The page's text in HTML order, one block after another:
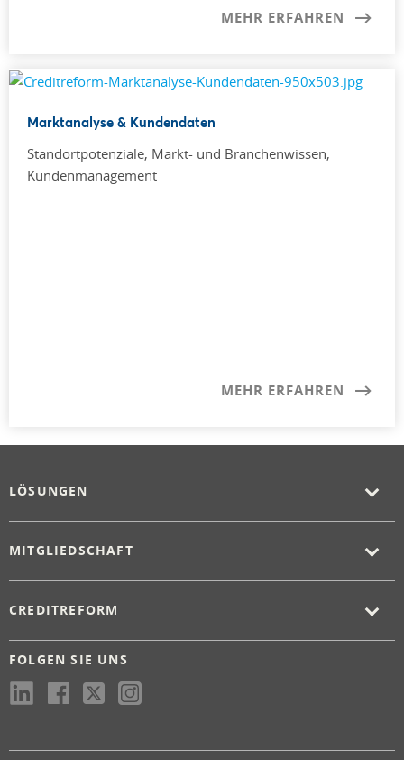
MEHR ERFAHREN
Marktanalyse & Kundendaten
Standortpotenziale, Markt- und Branchenwissen,
Kundenmanagement
MEHR ERFAHREN
LÖSUNGEN
MITGLIEDSCHAFT
CREDITREFORM
FOLGEN SIE UNS